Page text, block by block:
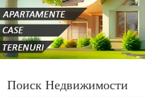
Поиск Недвижимости